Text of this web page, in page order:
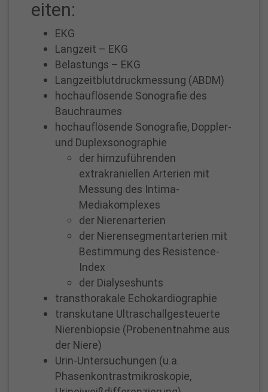
eiten:
EKG
Langzeit – EKG
Belastungs – EKG
Langzeitblutdruckmessung (ABDM)
hochauflösende Sonografie des
Bauchraumes
hochauflösende Sonografie, Doppler-
und Duplexsonographie
der hirnzuführenden
extrakraniellen Arterien mit
Messung des Intima-
Mediakomplexes
der Nierenarterien
der Nierensegmentarterien mit
Bestimmung des Resistence-
Index
der Dialyseshunts
transthorakale Echokardiographie
transkutane Ultraschallgesteuerte
Nierenbiopsie (Probenentnahme aus
der Niere)
Urin-Untersuchungen (u.a.
Phasenkontrastmikroskopie,